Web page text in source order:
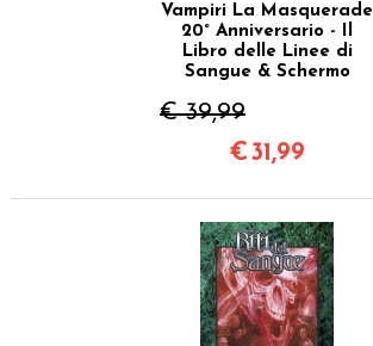
Vampiri La Masquerade
20° Anniversario - Il
Libro delle Linee di
Sangue & Schermo
€ 39,99
€31,99